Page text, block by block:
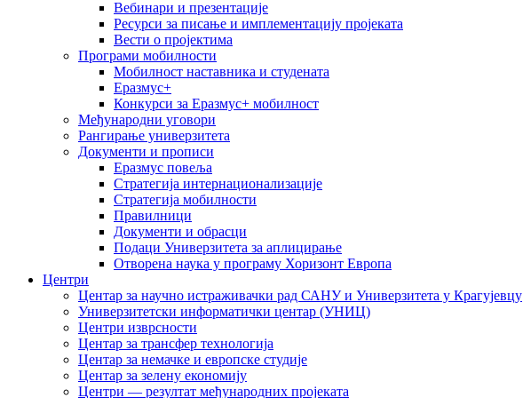
Вебинари и презентације
Ресурси за писање и имплементацију пројеката
Вести о пројектима
Програми мобилности
Мобилност наставника и студената
Еразмус+
Конкурси за Еразмус+ мобилност
Међународни уговори
Рангирање универзитета
Документи и прописи
Еразмус повеља
Стратегија интернационализације
Стратегија мобилности
Правилници
Документи и обрасци
Подаци Универзитета за аплицирање
Отворена наука у програму Хоризонт Европа
Центри
Центар за научно истраживачки рад САНУ и Универзитета у Крагујевцу
Универзитетски информатички центар (УНИЦ)
Центри изврсности
Центар за трансфер технологија
Центар за немачке и европске студије
Центар за зелену економију
Центри — резултат међународних пројеката